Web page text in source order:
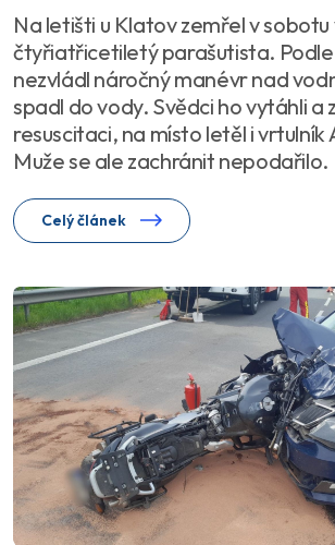
Na letišti u Klatov zemřel v
čtyřiatřicetiletý parašutista.
nezvládl náročný manévr nad
spadl do vody. Svědci ho vytáhli a
resuscitaci, na místo letěl i vrtulník
Muže se ale zachránit nepodařilo.
Celý článek